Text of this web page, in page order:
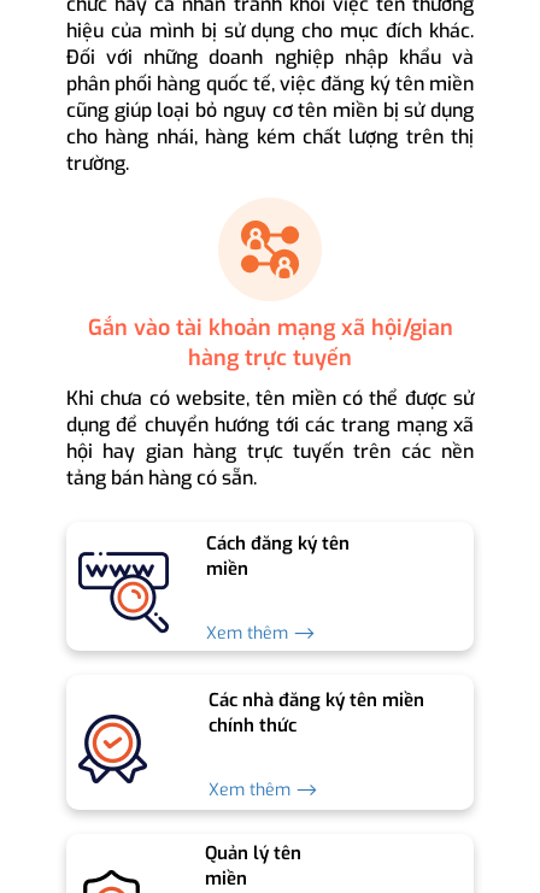
hiệu của mình bị sử dụng cho mục đích khác.
Đối với những doanh nghiệp nhập khẩu và
phân phối hàng quốc tế, việc đăng ký tên miền
cũng giúp loại bỏ nguy cơ tên miền bị sử dụng
cho hàng nhái, hàng kém chất lượng trên thị
trường.
Gắn vào tài khoản mạng xã hội/gian
hàng trực tuyến
Khi chưa có website, tên miền có thể được sử
dụng để chuyển hướng tới các trang mạng xã
hội hay gian hàng trực tuyến trên các nền
tảng bán hàng có sẵn.
Cách đăng ký tên
miền
Xem thêm ⟶
Các nhà đăng ký tên miền
chính thức
Xem thêm ⟶
Quản lý tên
miền